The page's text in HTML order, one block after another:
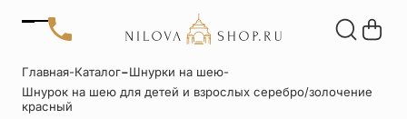
+7 (909) 266-60-48
+7 (906) 655-37-20
Автомобильные
Браслеты
Акции
Главная-Каталог-Шнурки на шею-
Шнурок на шею для детей и взрослых серебро/золочение
красный